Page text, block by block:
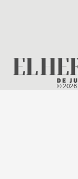
© 2026